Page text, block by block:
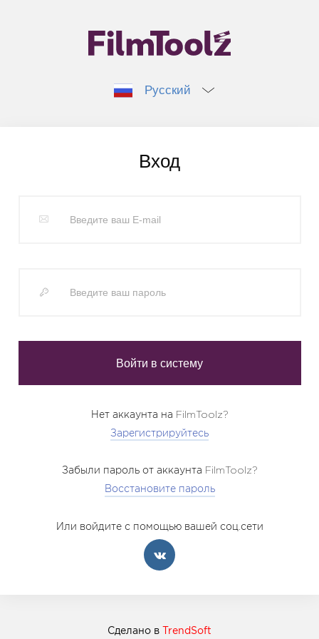
Русский
Вход
Нет аккаунта на FilmToolz?
Зарегистрируйтесь
Забыли пароль от аккаунта FilmToolz?
Восстановите пароль
Или войдите с помощью вашей соц.сети
Сделано в TrendSoft